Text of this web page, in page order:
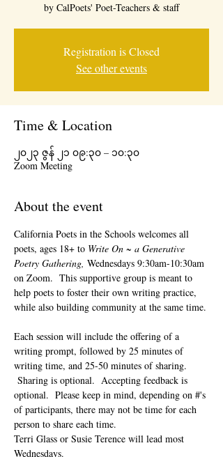
by CalPoets' Poet-Teachers & staff
Registration is Closed
See other events
Time & Location
၂၀၂၃ ဇွန် ၂၁ ၀၉:၃၀ – ၁၀:၃၀
Zoom Meeting
About the event
California Poets in the Schools welcomes all
poets, ages 18+ to Write On ~ a Generative
Poetry Gathering, Wednesdays 9:30am-10:30am
on Zoom.  This supportive group is meant to
help poets to foster their own writing practice,
while also building community at the same time.
Each session will include the offering of a
writing prompt, followed by 25 minutes of
writing time, and 25-50 minutes of sharing.
Sharing is optional.  Accepting feedback is
optional.  Please keep in mind, depending on #'s
of participants, there may not be time for each
person to share each time.
Terri Glass or Susie Terence will lead most
Wednesdays.